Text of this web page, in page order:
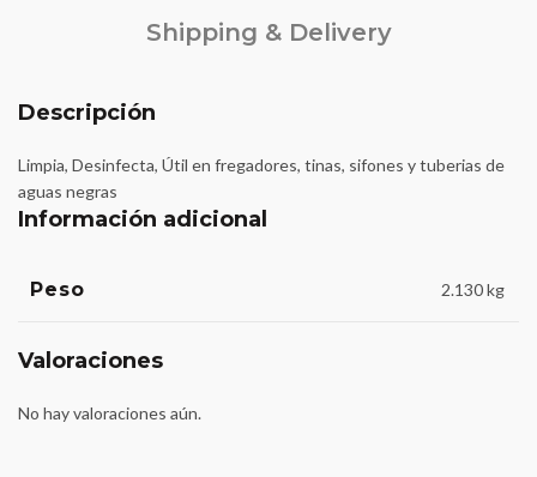
Shipping & Delivery
Descripción
Limpia, Desinfecta, Útil en fregadores, tinas, sifones y tuberias de
aguas negras
Información adicional
Peso 2.130 kg
Valoraciones
No hay valoraciones aún.